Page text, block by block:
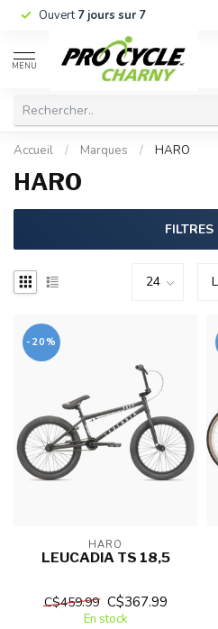
Ouvert7 jours sur 7
MENU
Accueil / Marques / HARO
HARO
FILTRES
-20%
HARO
LEUCADIA TS 18,5
C$459.99 C$367.99
En stock